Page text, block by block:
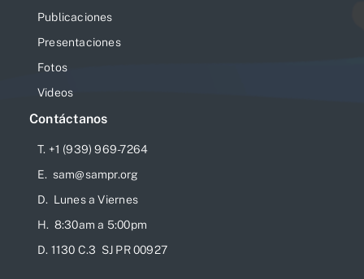
Publicaciones
Presentaciones
Fotos
Videos
Contáctanos
T. +1 (939) 969-7264
E. sam@sampr.org
D. Lunes a Viernes
H. 8:30am a 5:00pm
D. 1130 C.3 SJ PR 00927